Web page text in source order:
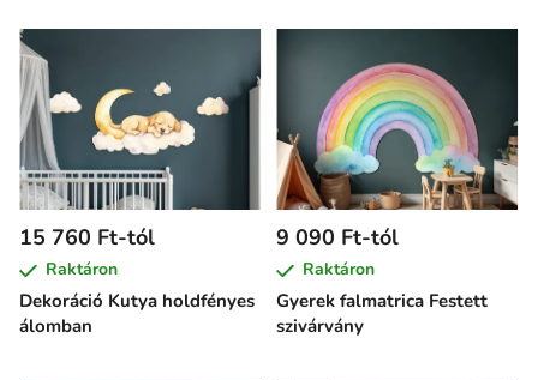
Dekoráció Kutya holdfényes
álomban
15 760 Ft-tól
Raktáron
Gyerek falmatrica Festett
szivárvány
9 090 Ft-tól
Raktáron